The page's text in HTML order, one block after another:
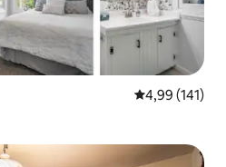
Évaluation
4,99 (141)